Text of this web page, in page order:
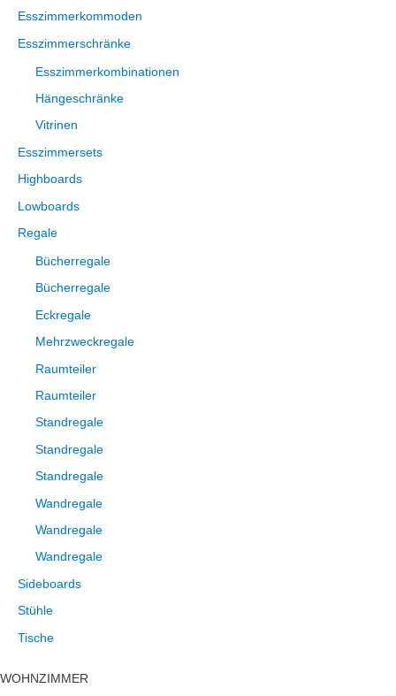
Esszimmerkommoden
Esszimmerschränke
Esszimmerkombinationen
Hängeschränke
Vitrinen
Esszimmersets
Highboards
Lowboards
Regale
Bücherregale
Bücherregale
Eckregale
Mehrzweckregale
Raumteiler
Raumteiler
Standregale
Standregale
Standregale
Wandregale
Wandregale
Wandregale
Sideboards
Stühle
Tische
WOHNZIMMER